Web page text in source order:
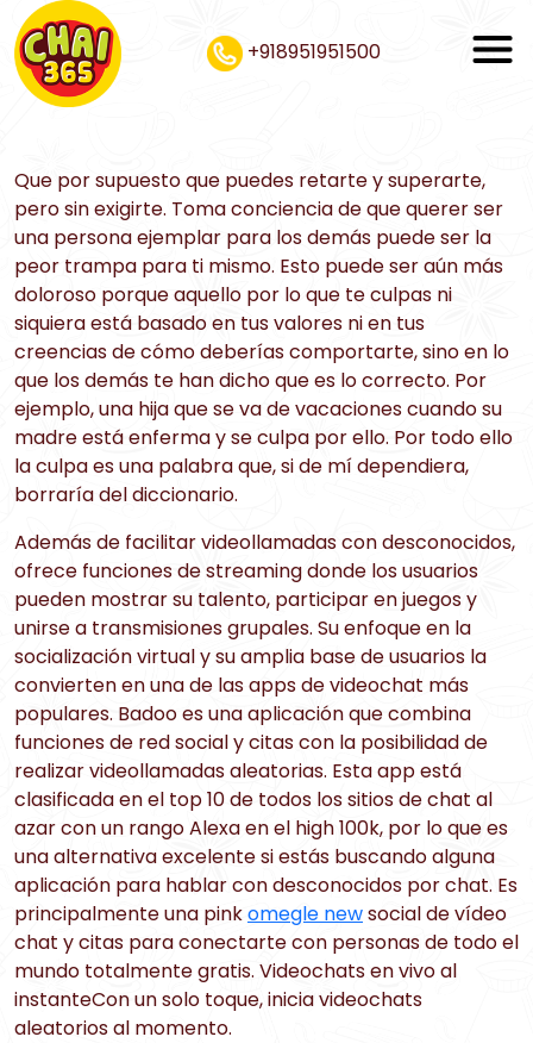
+918951951500
Que por supuesto que puedes retarte y superarte,
pero sin exigirte. Toma conciencia de que querer ser
una persona ejemplar para los demás puede ser la
peor trampa para ti mismo. Esto puede ser aún más
doloroso porque aquello por lo que te culpas ni
siquiera está basado en tus valores ni en tus
creencias de cómo deberías comportarte, sino en lo
que los demás te han dicho que es lo correcto. Por
ejemplo, una hija que se va de vacaciones cuando su
madre está enferma y se culpa por ello. Por todo ello
la culpa es una palabra que, si de mí dependiera,
borraría del diccionario.
Además de facilitar videollamadas con desconocidos,
ofrece funciones de streaming donde los usuarios
pueden mostrar su talento, participar en juegos y
unirse a transmisiones grupales. Su enfoque en la
socialización virtual y su amplia base de usuarios la
convierten en una de las apps de videochat más
populares. Badoo es una aplicación que combina
funciones de red social y citas con la posibilidad de
realizar videollamadas aleatorias. Esta app está
clasificada en el top 10 de todos los sitios de chat al
azar con un rango Alexa en el high 100k, por lo que es
una alternativa excelente si estás buscando alguna
aplicación para hablar con desconocidos por chat. Es
principalmente una pinkomegle newsocial de vídeo
chat y citas para conectarte con personas de todo el
mundo totalmente gratis. Videochats en vivo al
instanteCon un solo toque, inicia videochats
aleatorios al momento.